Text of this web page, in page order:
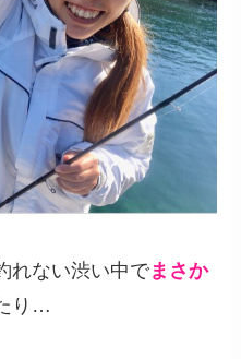
れない渋い中でまさか
り…